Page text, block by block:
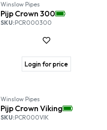
Winslow Pipes
Pijp Crown 300
SKU:PCR000300
Login for price
Winslow Pipes
Pijp Crown Viking
SKU:PCR000VIK